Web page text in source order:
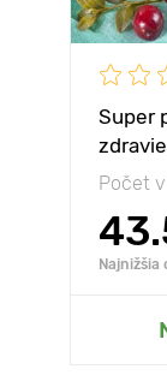
Super
Počet